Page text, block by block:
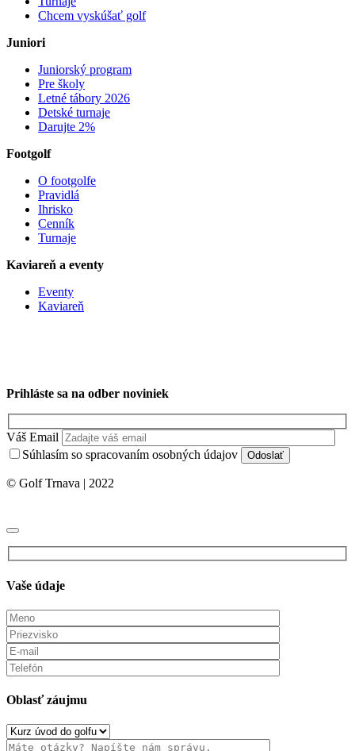
Chcem vyskúšať golf
Juniori
Juniorský program
Pre školy
Letné tábory 2026
Detské turnaje
Darujte 2%
Footgolf
O footgolfe
Pravidlá
Ihrisko
Cenník
Turnaje
Kaviareň a eventy
Eventy
Kaviareň
Prihláste sa na odber noviniek
Váš Email
Súhlasím so spracovaním osobných údajov
© Golf Trnava | 2022
Vaše údaje
Oblasť záujmu